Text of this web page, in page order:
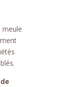
meule